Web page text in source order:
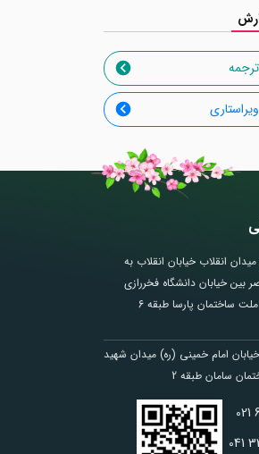
انقلاب خیابان انقلاب به
بین خیابان دانشگاه فخررازی
جنب بانک ملت ساختمان پارسا طبقه 6
خیابان امام خمینی (ره) میدان شهید
سامان طبقه 2
021
041